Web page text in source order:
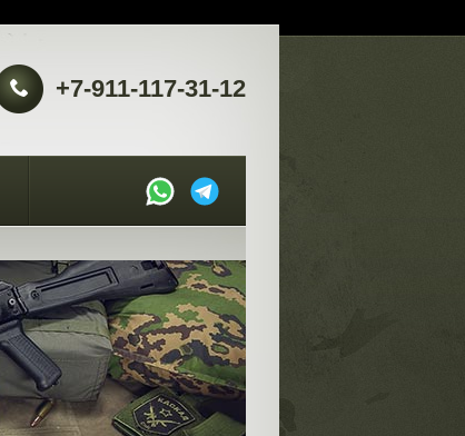
+7-911-117-31-12